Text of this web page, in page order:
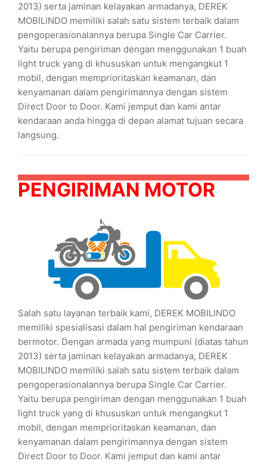
2013) serta jaminan kelayakan armadanya, DEREK
MOBILINDO memiliki salah satu sistem terbaik dalam
pengoperasionalannya berupa Single Car Carrier.
Yaitu berupa pengiriman dengan menggunakan 1 buah
light truck yang di khususkan untuk mengangkut 1
mobil, dengan memprioritaskan keamanan, dan
kenyamanan dalam pengirimannya dengan sistem
Direct Door to Door. Kami jemput dan kami antar
kendaraan anda hingga di depan alamat tujuan secara
langsung.
PENGIRIMAN MOTOR
Salah satu layanan terbaik kami, DEREK MOBILINDO
memiliki spesialisasi dalam hal pengiriman kendaraan
bermotor. Dengan armada yang mumpuni (diatas tahun
2013) serta jaminan kelayakan armadanya, DEREK
MOBILINDO memiliki salah satu sistem terbaik dalam
pengoperasionalannya berupa Single Car Carrier.
Yaitu berupa pengiriman dengan menggunakan 1 buah
light truck yang di khususkan untuk mengangkut 1
mobil, dengan memprioritaskan keamanan, dan
kenyamanan dalam pengirimannya dengan sistem
Direct Door to Door. Kami jemput dan kami antar